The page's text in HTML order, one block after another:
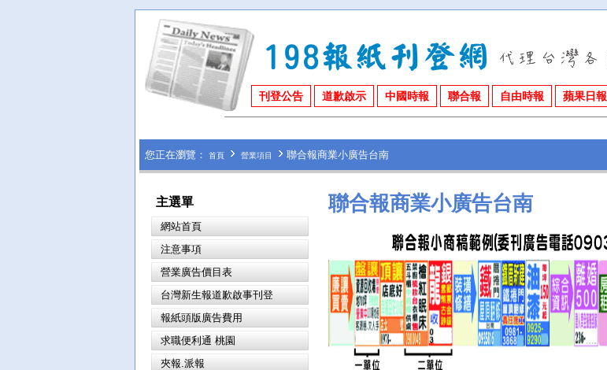
刊登公告 道歉啟示 中國時報 聯合報 自由時報 蘋果日報
您正在瀏覽： 首頁 營業項目 聯合報商業小廣告台南
主選單
網站首頁
注意事項
營業廣告價目表
台灣新生報道歉啟事刊登
報紙頭版廣告費用
求職便利通 桃園
夾報.派報
聯合報商業小廣告台南